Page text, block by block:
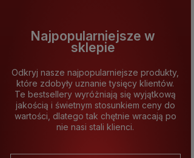
Najpopularniejsze w
sklepie
Odkryj nasze najpopularniejsze produkty,
które zdobyły uznanie tysięcy klientów.
Te bestsellery wyróżniają się wyjątkową
jakością i świetnym stosunkiem ceny do
wartości, dlatego tak chętnie wracają po
nie nasi stali klienci.